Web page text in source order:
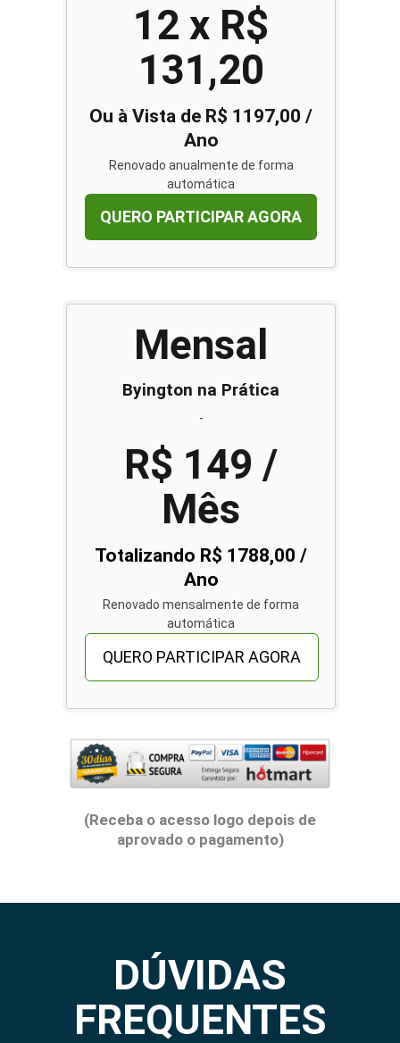
12 x R$
131,20
Ou à Vista de R$ 1197,00 /
Ano
Renovado anualmente de forma
automática
QUERO PARTICIPAR AGORA
Mensal
Byington na Prática
-
R$ 149 /
Mês
Totalizando R$ 1788,00 /
Ano
Renovado mensalmente de forma
automática
QUERO PARTICIPAR AGORA
(Receba o acesso logo depois de
aprovado o pagamento)
DÚVIDAS
FREQUENTES